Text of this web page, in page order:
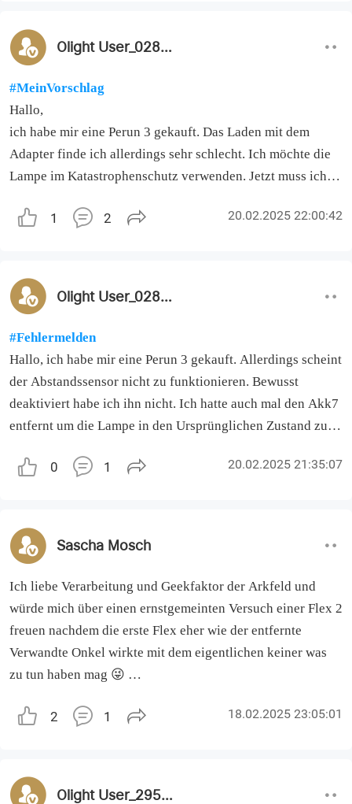
Olight User_028226
#MeinVorschlag
Hallo,
ich habe mir eine Perun 3 gekauft. Das Laden mit dem
Adapter finde ich allerdings sehr schlecht. Ich möchte die
Lampe im Katastrophenschutz verwenden. Jetzt muss ich
viel besser eine USB-C Buchse zu ergänzen.
1 2 20.02.2025 22:00:42
Olight User_028226
#Fehlermelden
Hallo, ich habe mir eine Perun 3 gekauft. Allerdings scheint
der Abstandssensor nicht zu funktionieren. Bewusst
deaktiviert habe ich ihn nicht. Ich hatte auch mal den Akk7
entfernt um die Lampe in den Ursprünglichen Zustand zu
0 1 20.02.2025 21:35:07
Sascha Mosch
Ich liebe Verarbeitung und Geekfaktor der Arkfeld und
würde mich über einen ernstgemeinten Versuch einer Flex 2
freuen nachdem die erste Flex eher wie der entfernte
Verwandte Onkel wirkte mit dem eigentlichen keiner was
zu tun haben mag 😜
Am meisten würde mich aber eine Arkfeld Mini bzw Midi
2 1 18.02.2025 23:05:01
Olight User_295682